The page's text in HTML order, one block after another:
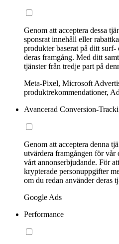
Genom att acceptera dessa
sponsrat innehåll eller
produkter baserat på ditt surf-
deras framgång. Med ditt
tjänster från tredje part på
Meta-Pixel, Microsoft
produktrekommendationer,
Avancerad Conversion-
Genom att acceptera denna
utvärdera framgången för vår
vårt annonserbjudande. För
krypterade personuppgifter
om du redan använder deras
Google Ads
Performance